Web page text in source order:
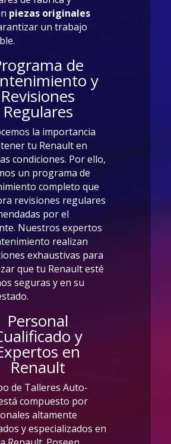
piezas originales
un trabajo
de
y
Revisiones
Regulares
la importancia
tu Renault en
condiciones. Por ello,
un programa de
completo que
revisiones regulares
por el
Nuestros expertos
realizan
exhaustivas para
que tu Renault esté
seguras y en su
Personal
y
en
Renault
de Talleres Auto-
compuesto por
altamente
y especializados en